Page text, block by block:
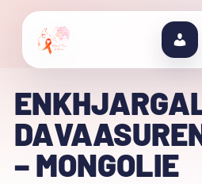
– MONGOLIE